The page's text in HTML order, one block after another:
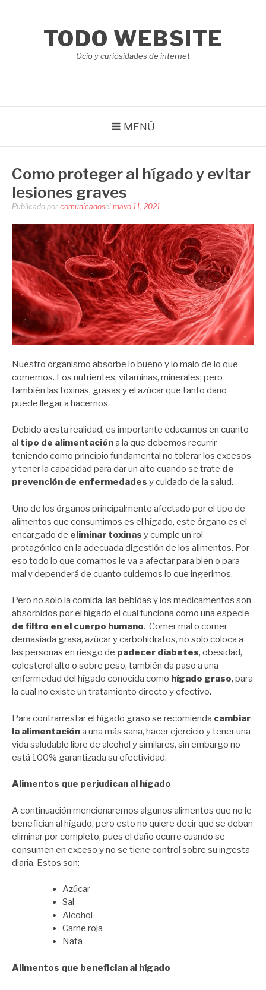
TODO WEBSITE
Ocio y curiosidades de internet
MENÚ
Como proteger al hígado y evitar
lesiones graves
Publicado por comunicadosel mayo 11, 2021
Nuestro organismo absorbe lo bueno y lo malo de lo que
comemos. Los nutrientes, vitaminas, minerales; pero
también las toxinas, grasas y el azúcar que tanto daño
puede llegar a hacernos.
Debido a esta realidad, es importante educarnos en cuanto
al tipo de alimentacióna la que debemos recurrir
teniendo como principio fundamental no tolerar los excesos
y tener la capacidad para dar un alto cuando se trate de
prevención de enfermedades y cuidado de la salud.
Uno de los órganos principalmente afectado por el tipo de
alimentos que consumimos es el hígado, este órgano es el
encargado de eliminar toxinas y cumple un rol
protagónico en la adecuada digestión de los alimentos. Por
eso todo lo que comamos le va a afectar para bien o para
mal y dependerá de cuanto cuidemos lo que ingerimos.
Pero no solo la comida, las bebidas y los medicamentos son
absorbidos por el hígado el cual funciona como una especie
de filtro en el cuerpo humano. Comer mal o comer
demasiada grasa, azúcar y carbohidratos, no solo coloca a
las personas en riesgo de padecer diabetes, obesidad,
colesterol alto o sobre peso, también da paso a una
enfermedad del hígado conocida como hígado graso, para
la cual no existe un tratamiento directo y efectivo.
Para contrarrestar el hígado graso se recomienda cambiar
la alimentacióna una más sana, hacer ejercicio y tener una
vida saludable libre de alcohol y similares, sin embargo no
está 100% garantizada su efectividad.
Alimentos que perjudican al hígado
A continuación mencionaremos algunos alimentos que no le
benefician al hígado, pero esto no quiere decir que se deban
eliminar por completo, pues el daño ocurre cuando se
consumen en exceso y no se tiene control sobre su ingesta
diaria. Estos son:
Azúcar
Sal
Alcohol
Carne roja
Nata
Alimentos que benefician al hígado